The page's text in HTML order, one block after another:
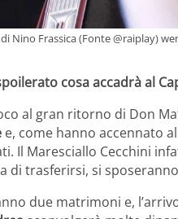
Nino Frassica (Fonte @raiplay)
cosa accadrà al
al gran ritorno di Don
e, come hanno accennato
Il Maresciallo Cecchini
di trasferirsi, si
due matrimoni e,